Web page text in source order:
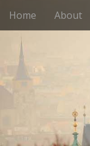
M
e
i
c
Home About